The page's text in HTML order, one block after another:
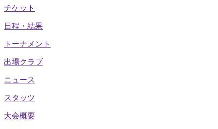
チケット
日程・結果
トーナメント
出場クラブ
ニュース
スタッツ
大会概要